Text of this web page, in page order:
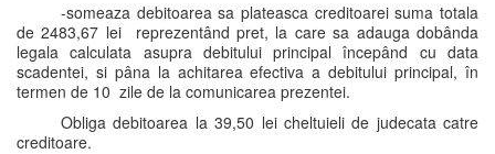
-someaza debitoarea sa plateasca creditoarei suma totala
de 2483,67 lei reprezentând pret, la care sa adauga dobânda
legala calculata asupra debitului principal începând cu data
scadentei, si pâna la achitarea efectiva a debitului principal, în
termen de 10 zile de la comunicarea prezentei.
Obliga debitoarea la 39,50 lei cheltuieli de judecata catre
creditoare.